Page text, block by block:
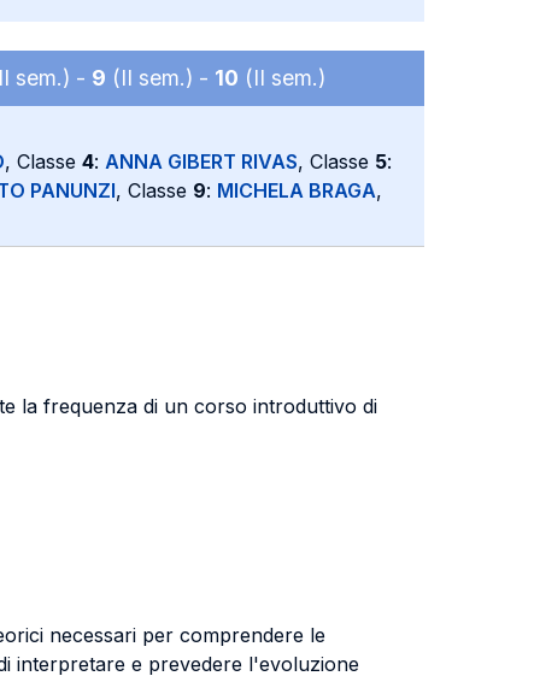
sem.) - 9 (II sem.) - 10 (II sem.)
, Classe 4: ANNA GIBERT RIVAS, Classe 5:
PANUNZI, Classe 9: MICHELA BRAGA,
la frequenza di un corso introduttivo di
necessari per comprendere le
interpretare e prevedere l'evoluzione